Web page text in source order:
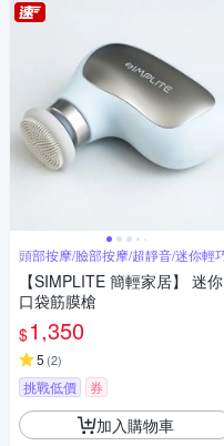
頭部按摩/臉部按摩/超靜音/迷你輕
【SIMPLITE 簡輕家居】 迷你
口袋筋膜槍
$1,350
5 (2)
挑戰低價 券
加入購物車